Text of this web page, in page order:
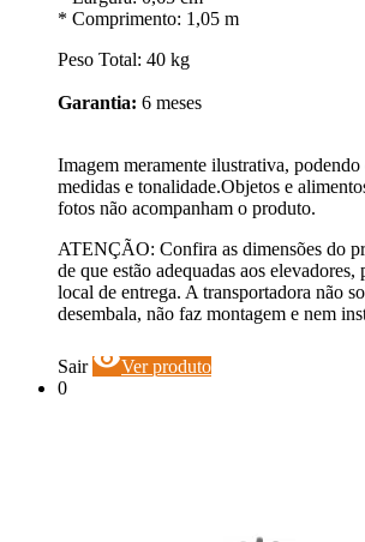
* Comprimento: 1,05 m
Peso Total: 40 kg
Garantia: 6 meses
Imagem meramente ilustrativa,
medidas e tonalidade.Objetos e
fotos não acompanham o produto.
ATENÇÃO: Confira as dimensões do
de que estão adequadas aos elevadores,
local de entrega. A transportadora não
desembala, não faz montagem e nem
Sair visibilityVer produto
0